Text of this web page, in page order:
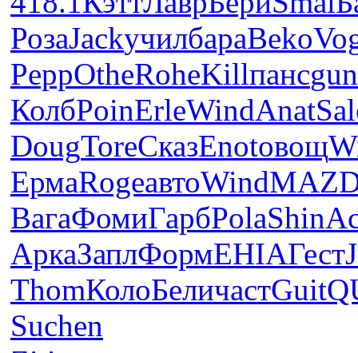
РозаJackучилбараBeko
PeppOtheRoheKillпанс
КолбPoinErleWindAnat
DougToreСказEnotовощ
ЕрмаRogeавтоWind
ВагаФомиГарбPolaShin
АркаЗаплФормEHIAГест
ThomКолоБеличастGuit
Suchen